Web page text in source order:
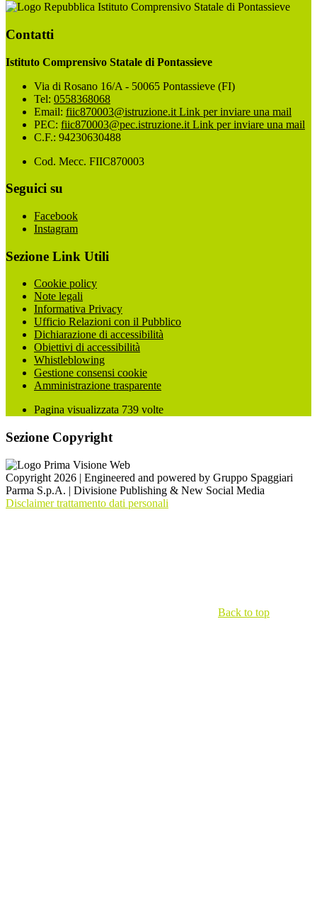
Istituto Comprensivo Statale di Pontassieve
Contatti
Istituto Comprensivo Statale di Pontassieve
Via di Rosano 16/A - 50065 Pontassieve (FI)
Tel: 0558368068
Email: fiic870003@istruzione.it Link per inviare una mail
PEC: fiic870003@pec.istruzione.it Link per inviare una mail
C.F.: 94230630488
Cod. Mecc. FIIC870003
Seguici su
Facebook
Instagram
Sezione Link Utili
Cookie policy
Note legali
Informativa Privacy
Ufficio Relazioni con il Pubblico
Dichiarazione di accessibilità
Obiettivi di accessibilità
Whistleblowing
Gestione consensi cookie
Amministrazione trasparente
Pagina visualizzata 739 volte
Sezione Copyright
Copyright 2026 | Engineered and powered by Gruppo Spaggiari
Parma S.p.A. | Divisione Publishing & New Social Media
Disclaimer trattamento dati personali
Back to top